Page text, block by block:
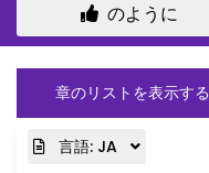
のように
章のリストを表示する
言語: JA